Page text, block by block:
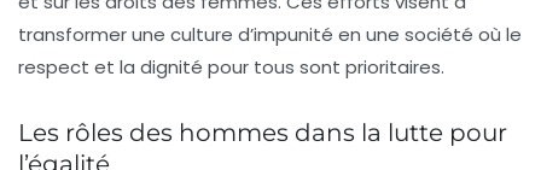
transformer une culture d’impunité en une société où le
respect et la dignité pour tous sont prioritaires.
Les rôles des hommes dans la lutte pour
l’égalité